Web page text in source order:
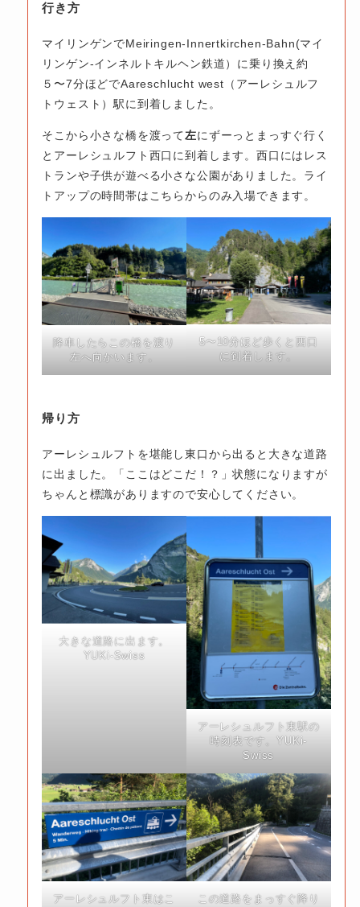
行き方
マイリンゲンでMeiringen-Innertkirchen-Bahn(マイ
リンゲン-インネルトキルヘン鉄道）に乗り換え約
５〜7分ほどでAareschlucht west（アーレシュルフ
トウェスト）駅に到着しました。
そこから小さな橋を渡って左にずーっとまっすぐ行く
とアーレシュルフト西口に到着します。西口にはレス
トランや子供が遊べる小さな公園がありました。ライ
トアップの時間帯はこちらからのみ入場できます。
降車したらこの橋を渡り
左へ向かいます。
5〜10分ほど歩くと西口
に到着します。
帰り方
アーレシュルフトを堪能し東口から出ると大きな道路
に出ました。「ここはどこだ！？」状態になりますが
ちゃんと標識がありますので安心してください。
大きな道路に出ます。
YUKi-Swiss
アーレシュルフト東駅の
時刻表です。YUKi-
Swiss
アーレシュルフト東はこ
この道路をまっすぐ降り